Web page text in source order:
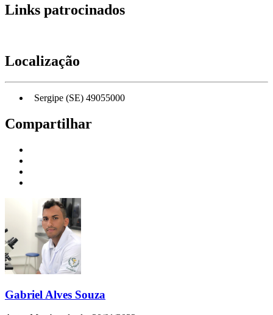
Links patrocinados
Localização
Sergipe (SE) 49055000
Compartilhar
Gabriel Alves Souza